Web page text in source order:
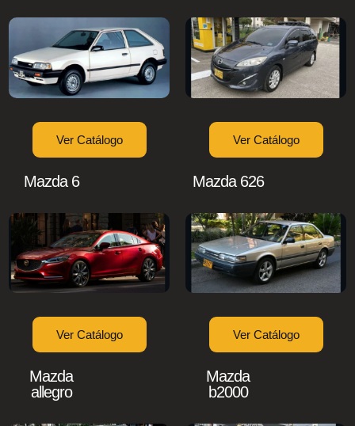
Ver Catálogo Ver Catálogo
Mazda 6
Ver Catálogo
Mazda 626
Ver Catálogo
Mazda
allegro
Mazda
b2000